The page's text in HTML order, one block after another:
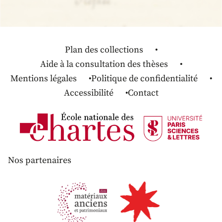
Plan des collections
Aide à la consultation des thèses
Mentions légales
Politique de confidentialité
Accessibilité
Contact
Nos partenaires